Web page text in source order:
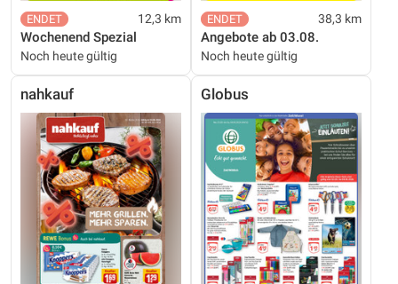
12,3 km
Wochenend Spezial
Noch heute gültig
38,3 km
Angebote ab 03.08.
Noch heute gültig
nahkauf Globus